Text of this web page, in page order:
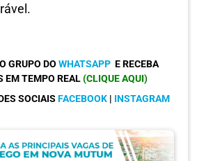
GRUPO DO WHATSAPP E RECEBA
EM TEMPO REAL(CLIQUE AQUI)
SOCIAIS FACEBOOK | INSTAGRAM